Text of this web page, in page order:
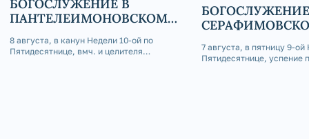
БОГОСЛУЖЕНИЕ В
ПАНТЕЛЕИМОНОВСКОМ
8 августа, в канун Недели 10-ой по
Пятидесятнице, вмч. и целителя
7 августа, в пятницу 9-ой
Пятидесятнице, успение